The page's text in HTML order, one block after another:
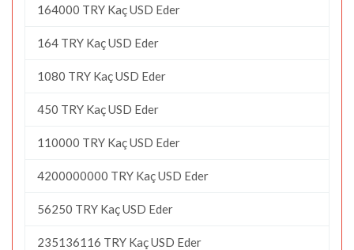
164000 TRY Kaç USD Eder
164 TRY Kaç USD Eder
1080 TRY Kaç USD Eder
450 TRY Kaç USD Eder
110000 TRY Kaç USD Eder
4200000000 TRY Kaç USD Eder
56250 TRY Kaç USD Eder
235136116 TRY Kaç USD Eder